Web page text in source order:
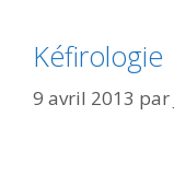
Kéfirologie
9 avril 2013 par